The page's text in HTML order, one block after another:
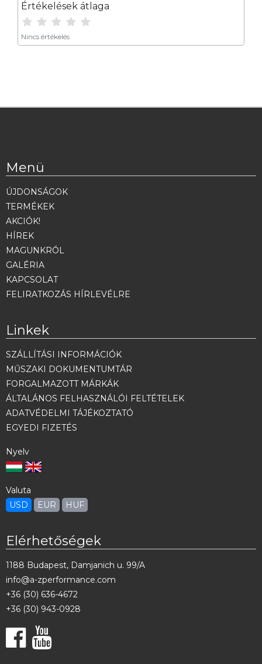
Értékelések átlaga
Nincs értékelés
Menü
ÚJDONSÁGOK
TERMÉKEK
AKCIÓK!
HÍREK
MAGUNKRÓL
GALÉRIA
KAPCSOLAT
FELIRATKOZÁS HÍRLEVÉLRE
Linkek
SZÁLLÍTÁSI INFORMÁCIÓK
MŰSZAKI DOKUMENTUMTÁR
FORGALMAZOTT MÁRKÁK
ÁLTALÁNOS FELHASZNÁLÓI FELTÉTELEK
ADATVÉDELMI TÁJÉKOZTATÓ
EGYEDI FIZETÉS
Nyelv
Valuta
USD
EUR HUF
Elérhetőségek
1188 Budapest, Damjanich u. 99/A
info@a-zperformance.com
+36 (30) 636-4672
+36 (30) 943-0928